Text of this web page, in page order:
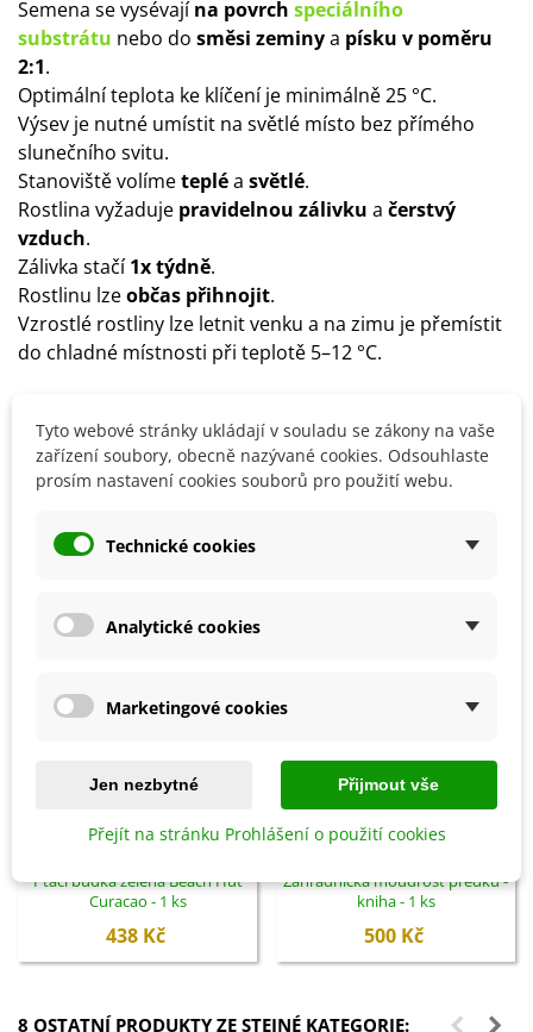
Semena se vysévajína povrch speciálního
substrátu nebo do směsi zeminya písku v poměru
2:1.
Optimální teplota ke klíčení je minimálně 25 °C.
Výsev je nutné umístit na světlé místo bez přímého
slunečního svitu.
Stanoviště volímetepléa světlé.
Rostlina vyžaduje pravidelnou zálivku a čerstvý
vzduch.
Zálivka stačí1x týdně.
Rostlinu lzeobčas přihnojit.
Vzrostlé rostliny lze letnit venku a na zimu je přemístit
do chladné místnosti při teplotě 5–12 °C.
Detaily produktu
Přidat do košíku
Ptačí budka zelená Beach Hut
Curacao - 1 ks
438 Kč
Přidat do košíku
Zahradnická moudrost předků -
kniha - 1 ks
500 Kč
8 OSTATNÍ PRODUKTY ZE STEJNÉ KATEGORIE:
Tyto webové stránky ukládají v souladu se zákony na vaše
zařízení soubory, obecně nazývané cookies. Odsouhlaste
prosím nastavení cookies souborů pro použití webu.
Technické cookies
Analytické cookies
Marketingové cookies
Jen nezbytné Přijmout vše
Přejít na stránku Prohlášení o použití cookies